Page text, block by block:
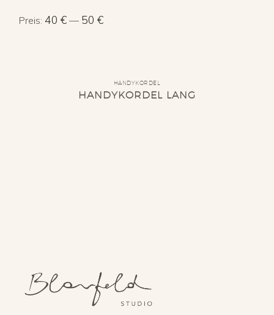
Min.
Max.
Preis: 40 €— 50 €
HANDYKORDEL
HANDYKORDEL LANG